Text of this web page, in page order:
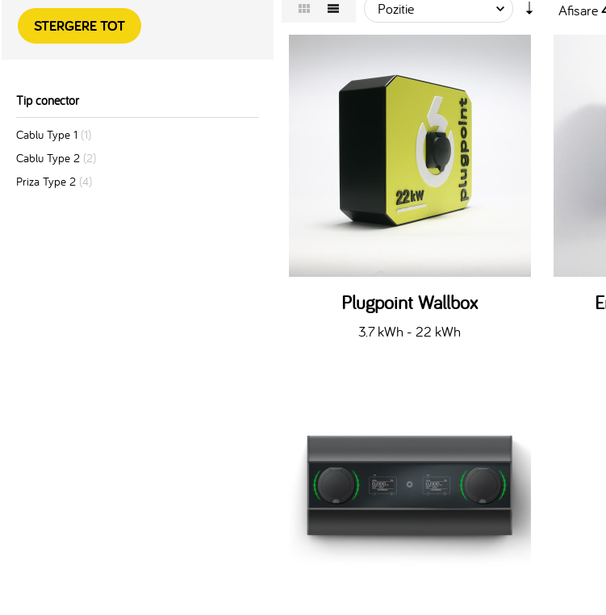
STERGERE TOT
Tip conector
Cablu Type 1 (1)
Cablu Type 2 (2)
Priza Type 2 (4)
Afisare
Plugpoint Wallbox
3.7 kWh - 22 kWh